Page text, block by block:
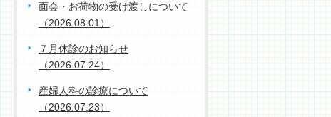
面会・お荷物の受け渡しについて
（2026.08.01）
７月休診のお知らせ
（2026.07.24）
産婦人科の診療について
（2026.07.23）